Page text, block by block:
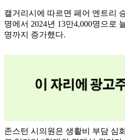
캘거리시에 따르면 페어 엔트리
명에서 2024년 13만4,000명으로
명까지 증가했다.
존스턴 시의원은 생활비 부담 심